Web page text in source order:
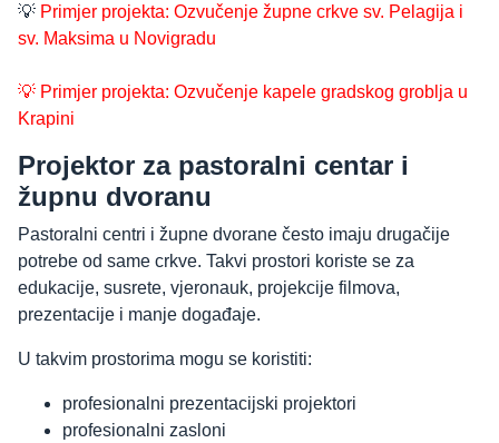
💡 Primjer projekta: Ozvučenje župne crkve sv. Pelagija i
sv. Maksima u Novigradu
💡 Primjer projekta: Ozvučenje kapele gradskog groblja u
Krapini
Projektor za pastoralni centar i
župnu dvoranu
Pastoralni centri i župne dvorane često imaju drugačije
potrebe od same crkve. Takvi prostori koriste se za
edukacije, susrete, vjeronauk, projekcije filmova,
prezentacije i manje događaje.
U takvim prostorima mogu se koristiti:
profesionalni prezentacijski projektori
profesionalni zasloni